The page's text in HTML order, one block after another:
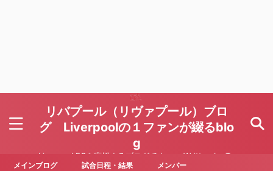
リバプール（リヴァプール）ブロ
グ Liverpoolの１ファンが綴るblo
g
Liverpool FCを応援するブログです Written by To
ru Yoda
メインブログ 試合日程・結果 メンバー